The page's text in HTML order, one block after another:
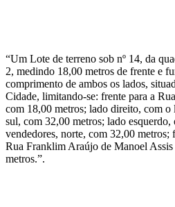
“Um Lote de terreno sob nº 14, da
2, medindo 18,00 metros de frente e
comprimento de ambos os lados,
Cidade, limitando-se: frente para a
com 18,00 metros; lado direito, com
sul, com 32,00 metros; lado
vendedores, norte, com 32,00 metros;
Rua Franklim Araújo de Manoel
metros.”.